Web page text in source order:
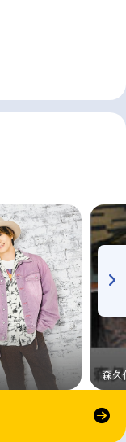
森久